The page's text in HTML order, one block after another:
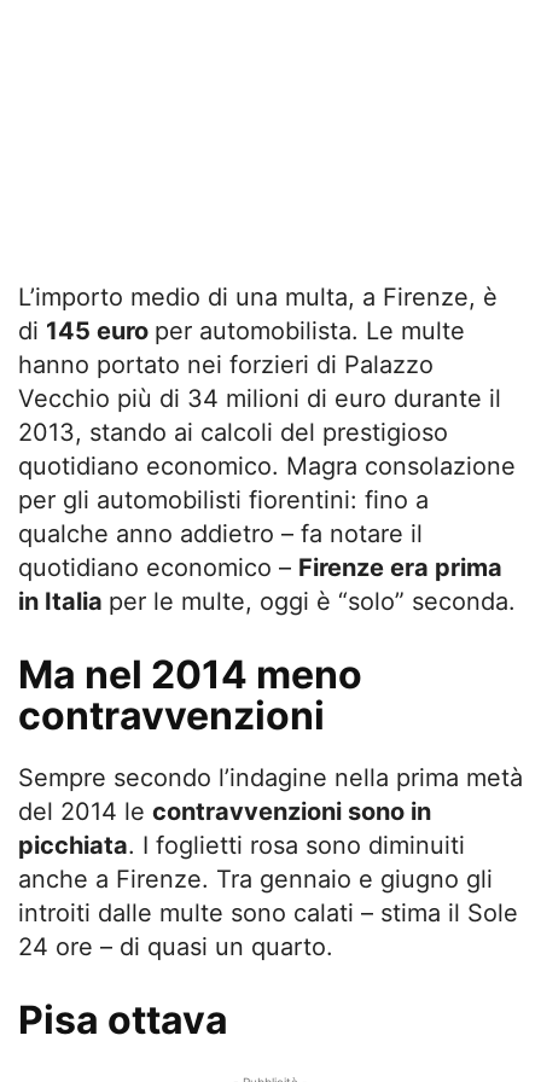
L’importo medio di una multa, a Firenze, è
di 145 euro per automobilista. Le multe
hanno portato nei forzieri di Palazzo
Vecchio più di 34 milioni di euro durante il
2013, stando ai calcoli del prestigioso
quotidiano economico. Magra consolazione
per gli automobilisti fiorentini: fino a
qualche anno addietro – fa notare il
quotidiano economico – Firenze era prima
in Italia per le multe, oggi è “solo” seconda.
Ma nel 2014 meno
contravvenzioni
Sempre secondo l’indagine nella prima metà
del 2014 le contravvenzioni sono in
picchiata. I foglietti rosa sono diminuiti
anche a Firenze. Tra gennaio e giugno gli
introiti dalle multe sono calati – stima il Sole
24 ore – di quasi un quarto.
Pisa ottava